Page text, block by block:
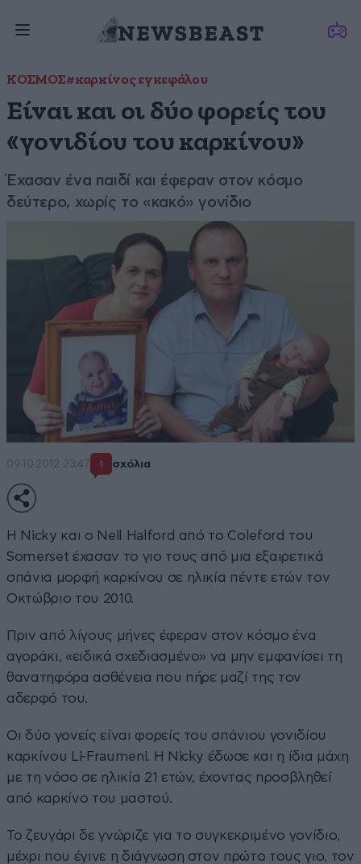
ΚΟΣΜΟΣ#καρκίνος εγκεφάλου
Είναι και οι δύο φορείς του
«γονιδίου του καρκίνου»
Έχασαν ένα παιδί και έφεραν στον κόσμο
δεύτερο, χωρίς το «κακό» γονίδιο
09·10·2012 23:47 1 σχόλια
Η Nicky και ο Neil Halford από το Coleford του
Somerset έχασαν το γιο τους από μια εξαιρετικά
σπάνια μορφή καρκίνου σε ηλικία πέντε ετών τον
Οκτώβριο του 2010.
Πριν από λίγους μήνες έφεραν στον κόσμο ένα
αγοράκι, «ειδικά σχεδιασμένο» να μην εμφανίσει τη
θανατηφόρα ασθένεια που πήρε μαζί της τον
αδερφό του.
Οι δύο γονείς είναι φορείς του σπάνιου γονιδίου
καρκίνου Li-Fraumeni. Η Nicky έδωσε και η ίδια μάχη
με τη νόσο σε ηλικία 21 ετών, έχοντας προσβληθεί
από καρκίνο του μαστού.
Το ζευγάρι δε γνώριζε για το συγκεκριμένο γονίδιο,
μέχρι που έγινε η διάγνωση στον πρώτο τους γιο, τον